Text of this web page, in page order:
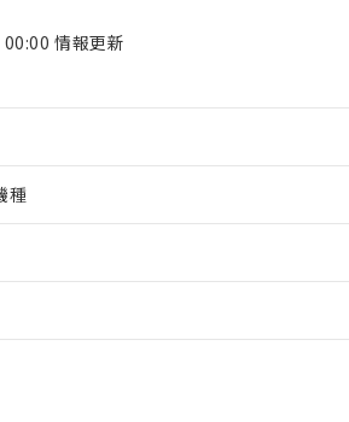
情報更新
種